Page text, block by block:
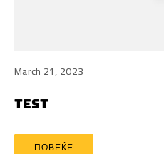
March 21, 2023
TEST
ПОВЕЌЕ